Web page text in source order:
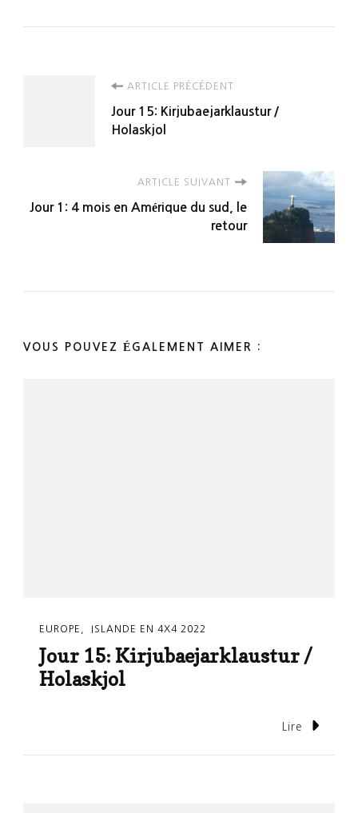
Navigation
d'article
ARTICLE PRÉCÉDENT
Jour 15: Kirjubaejarklaustur /
Holaskjol
ARTICLE SUIVANT
Jour 1: 4 mois en Amérique du sud, le
retour
VOUS POUVEZ ÉGALEMENT AIMER :
EUROPE ISLANDE EN 4X4 2022
Jour 15: Kirjubaejarklaustur /
Holaskjol
Lire